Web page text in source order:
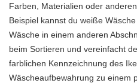
Farben, Materialien oder
Beispiel kannst du weiße
Wäsche in einem anderen
beim Sortieren und vereinfacht
farblichen Kennzeichnung des
Wäscheaufbewahrung zu einem